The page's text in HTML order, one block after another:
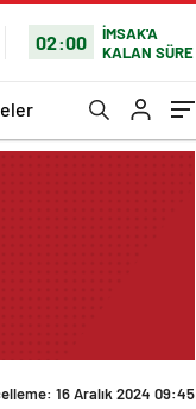
02:00
İMSAK'A
KALAN SÜRE
16 Aralık 2024 09:45